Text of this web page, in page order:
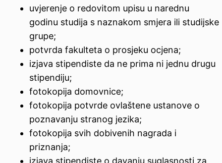
uvjerenje o redovitom upisu u narednu
godinu studija s naznakom smjera ili studijske
grupe;
potvrda fakulteta o prosjeku ocjena;
izjava stipendiste da ne prima ni jednu drugu
stipendiju;
fotokopija domovnice;
fotokopija potvrde ovlaštene ustanove o
poznavanju stranog jezika;
fotokopija svih dobivenih nagrada i
priznanja;
izjava stipendiste o davanju suglasnosti za